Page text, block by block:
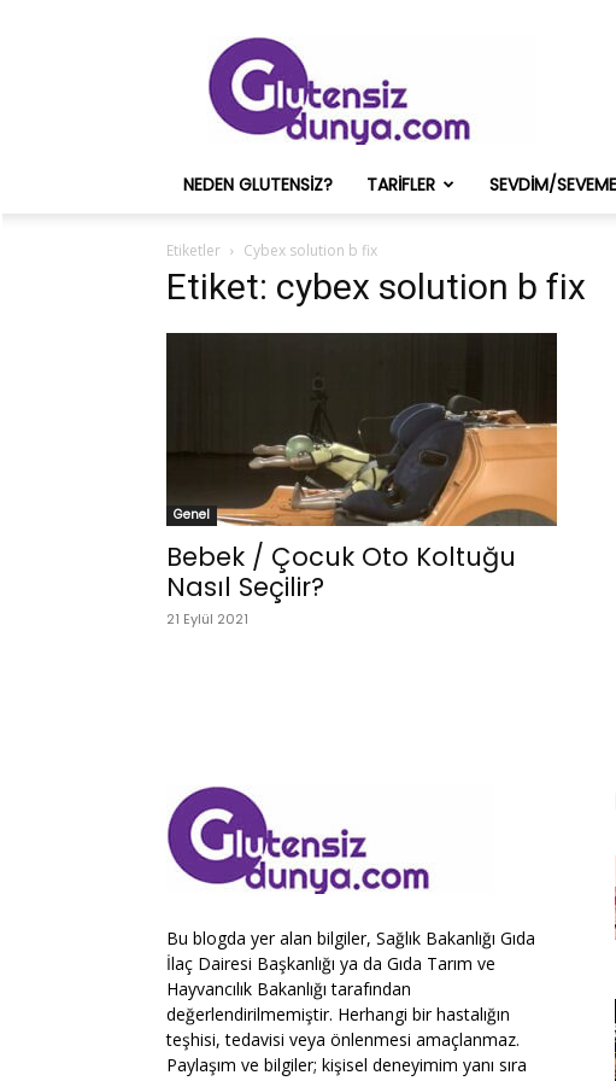
ve
Onun
Sağlık
Deneyimleri
NEDEN GLUTENSIZ? TARIFLER SEVDIM/
Etiketler Cybex solution b fix
Etiket: cybex solution b fix
Genel
Bebek / Çocuk Oto Koltuğu
Nasıl Seçilir?
21 Eylül 2021
Bu blogda yer alan bilgiler, Sağlık Bakanlığı Gıda
İlaç Dairesi Başkanlığı ya da Gıda Tarım ve
Hayvancılık Bakanlığı tarafından
değerlendirilmemiştir. Herhangi bir hastalığın
teşhisi, tedavisi veya önlenmesi amaçlanmaz.
Paylaşım ve bilgiler; kişisel deneyimim yanı sıra